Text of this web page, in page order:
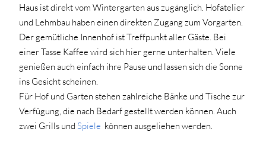
Haus ist direkt vom Wintergarten aus zugänglich. Hofatelier
und Lehmbau haben einen direkten Zugang zum Vorgarten.
Der gemütliche Innenhof ist Treffpunkt aller Gäste. Bei
einer Tasse Kaffee wird sich hier gerne unterhalten. Viele
genießen auch einfach ihre Pause und lassen sich die Sonne
ins Gesicht scheinen.
Für Hof und Garten stehen zahlreiche Bänke und Tische zur
Verfügung, die nach Bedarf gestellt werden können. Auch
zwei Grills undSpiele können ausgeliehen werden.